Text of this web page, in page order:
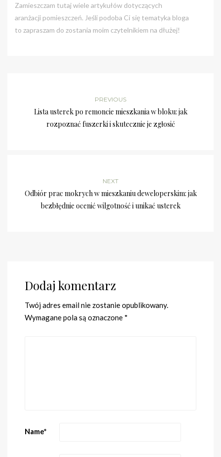
Zamieszczam tutaj wiele artykułów dotyczących
aranżacji pomieszczeń. Jeśli podoba Ci się tematyka bloga
to zapraszam do zostania moim czytelnikiem na dłużej!
PREVIOUS
Lista usterek po remoncie mieszkania w bloku: jak
rozpoznać fuszerki i skutecznie je zgłosić
NEXT
Odbiór prac mokrych w mieszkaniu deweloperskim: jak
bezbłędnie ocenić wilgotność i unikać usterek
Dodaj komentarz
Twój adres email nie zostanie opublikowany.
Wymagane pola są oznaczone *
Name*